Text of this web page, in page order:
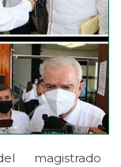
magistrado